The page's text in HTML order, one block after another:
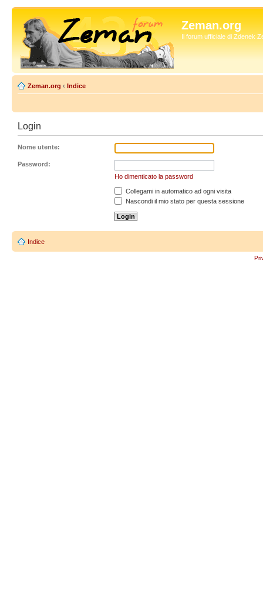
Zeman.org
Il forum ufficiale di Zdenek
Zeman.org ‹ Indice
Login
Nome utente:
Password:
Ho dimenticato la password
Collegami in automatico ad ogni visita
Nascondi il mio stato per questa sessione
Indice